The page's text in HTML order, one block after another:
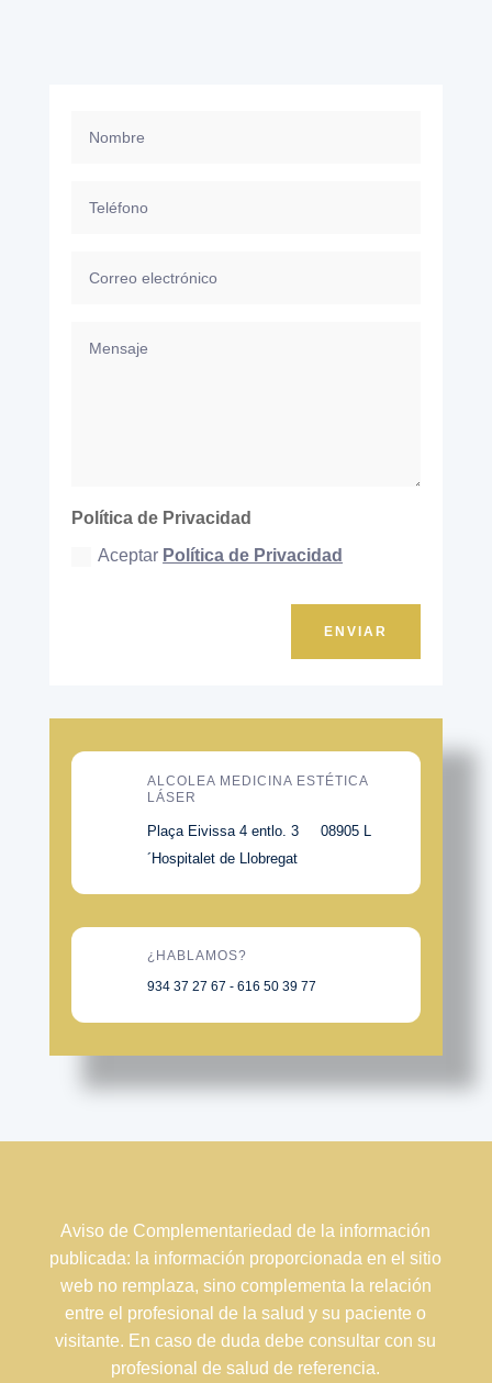
Política de Privacidad
Aceptar Política de Privacidad
ENVIAR
ALCOLEA MEDICINA ESTÉTICA
LÁSER
Plaça Eivissa 4 entlo. 3 08905 L
´Hospitalet de Llobregat
¿HABLAMOS?
934 37 27 67 - 616 50 39 77
Aviso de Complementariedad de la información
publicada: la información proporcionada en el sitio
web no remplaza, sino complementa la relación
entre el profesional de la salud y su paciente o
visitante. En caso de duda debe consultar con su
profesional de salud de referencia.